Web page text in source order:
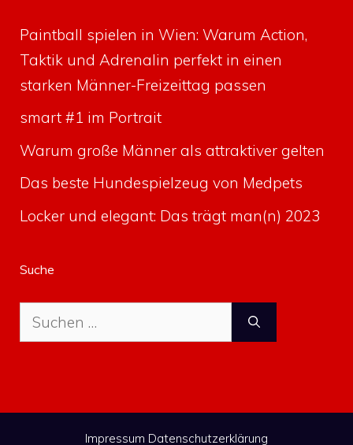
Paintball spielen in Wien: Warum Action,
Taktik und Adrenalin perfekt in einen
starken Männer-Freizeittag passen
smart #1 im Portrait
Warum große Männer als attraktiver gelten
Das beste Hundespielzeug von Medpets
Locker und elegant: Das trägt man(n) 2023
Suche
Suche
nach:
Impressum Datenschutzerklärung